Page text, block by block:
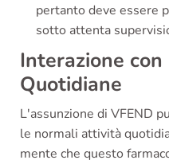
pertanto deve essere
sotto attenta
Interazione
Quotidiane
L'assunzione di VFEND
le normali attività
mente che questo